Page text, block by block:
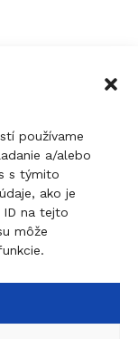
používame
a/alebo
s týmito
ako je
ID na tejto
môže